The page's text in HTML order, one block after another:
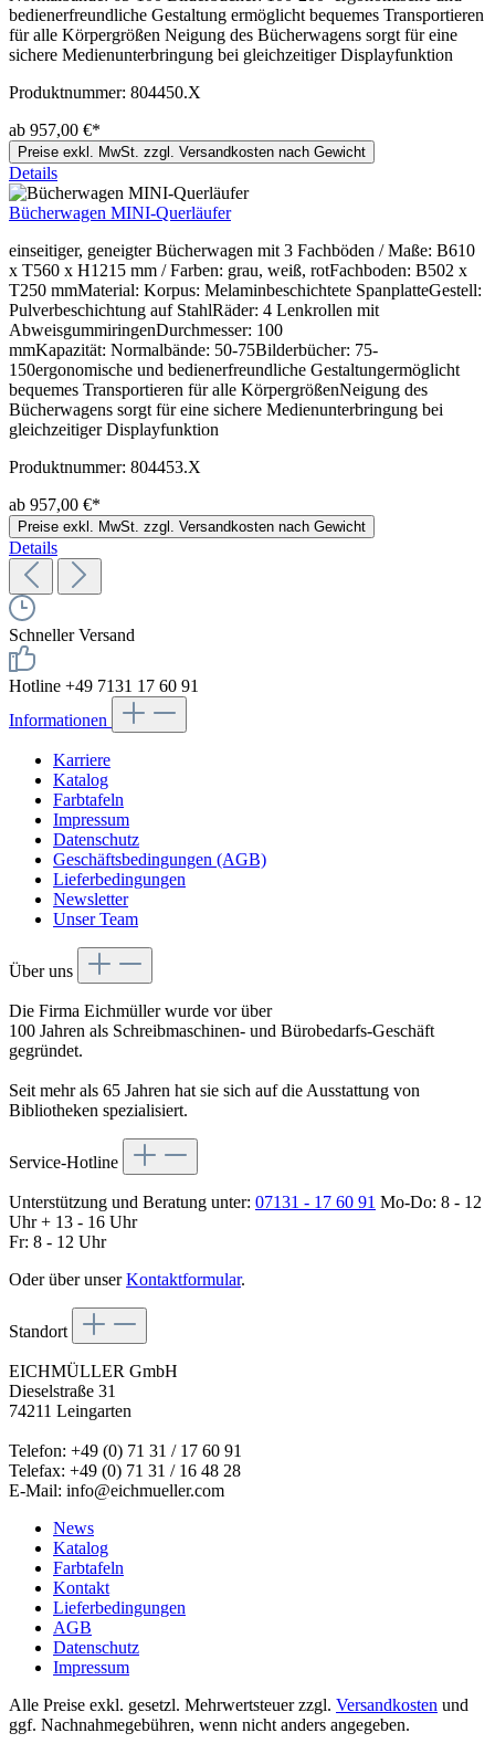
bedienerfreundliche Gestaltung ermöglicht bequemes Transportieren
für alle Körpergrößen Neigung des Bücherwagens sorgt für eine
sichere Medienunterbringung bei gleichzeitiger Displayfunktion
Produktnummer: 804450.X
ab 957,00 €*
Preise exkl. MwSt. zzgl. Versandkosten nach Gewicht
Details
Bücherwagen MINI-Querläufer
einseitiger, geneigter Bücherwagen mit 3 Fachböden / Maße: B610
x T560 x H1215 mm / Farben: grau, weiß, rotFachboden: B502 x
T250 mmMaterial: Korpus: Melaminbeschichtete SpanplatteGestell:
Pulverbeschichtung auf StahlRäder: 4 Lenkrollen mit
AbweisgummiringenDurchmesser: 100
mmKapazität: Normalbände: 50-75Bilderbücher: 75-
150ergonomische und bedienerfreundliche Gestaltungermöglicht
bequemes Transportieren für alle KörpergrößenNeigung des
Bücherwagens sorgt für eine sichere Medienunterbringung bei
gleichzeitiger Displayfunktion
Produktnummer: 804453.X
ab 957,00 €*
Preise exkl. MwSt. zzgl. Versandkosten nach Gewicht
Details
Schneller Versand
Hotline +49 7131 17 60 91
Informationen
Karriere
Katalog
Farbtafeln
Impressum
Datenschutz
Geschäftsbedingungen (AGB)
Lieferbedingungen
Newsletter
Unser Team
Über uns
Die Firma Eichmüller wurde vor über
100 Jahren als Schreibmaschinen- und Bürobedarfs-Geschäft
gegründet.
Seit mehr als 65 Jahren hat sie sich auf die Ausstattung von
Bibliotheken spezialisiert.
Service-Hotline
Unterstützung und Beratung unter: 07131 - 17 60 91 Mo-Do: 8 - 12
Uhr + 13 - 16 Uhr
Fr: 8 - 12 Uhr
Oder über unserKontaktformular.
Standort
EICHMÜLLER GmbH
Dieselstraße 31
74211 Leingarten
Telefon: +49 (0) 71 31 / 17 60 91
Telefax: +49 (0) 71 31 / 16 48 28
E-Mail: info@eichmueller.com
News
Katalog
Farbtafeln
Kontakt
Lieferbedingungen
AGB
Datenschutz
Impressum
Alle Preise exkl. gesetzl. Mehrwertsteuer zzgl. Versandkosten und
ggf. Nachnahmegebühren, wenn nicht anders angegeben.